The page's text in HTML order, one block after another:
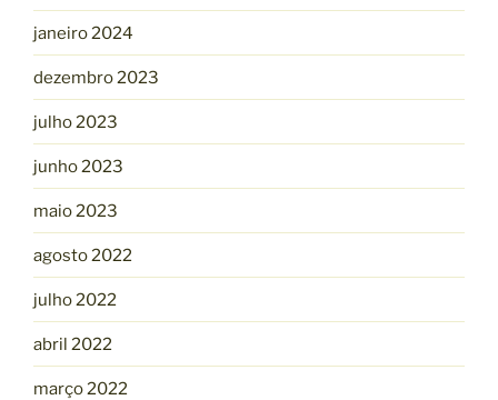
janeiro 2024
dezembro 2023
julho 2023
junho 2023
maio 2023
agosto 2022
julho 2022
abril 2022
março 2022